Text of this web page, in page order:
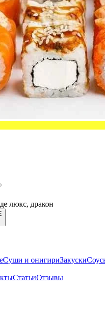
люкс, дракон
Суши и онигириЗакуски
СтатьиОтзывы